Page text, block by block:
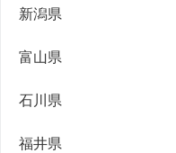
新潟県
富山県
石川県
福井県